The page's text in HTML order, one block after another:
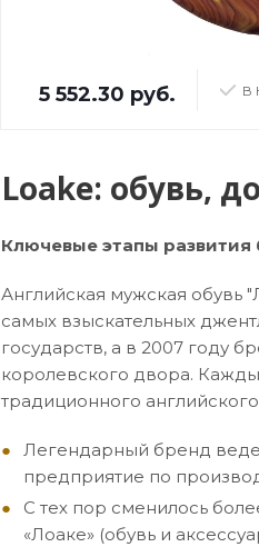
В
5 552.30 руб.
Loake: обувь,
Ключевые этапы развития
Английская мужская обувь
самых взыскательных
государств, а в 2007 году
королевского двора.
традиционного английского
Легендарный бренд
предприятие по
С тех пор сменилось
«Лоаке» (обувь и